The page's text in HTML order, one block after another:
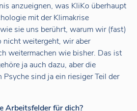
anzueignen, was KliKo überhaupt
mit der Klimakrise
sie uns berührt, warum wir (fast)
nicht weitergeht, wir aber
weitermachen wie bisher. Das ist
ja auch dazu, aber die
sind ja ein riesiger Teil der
Arbeitsfelder für dich?